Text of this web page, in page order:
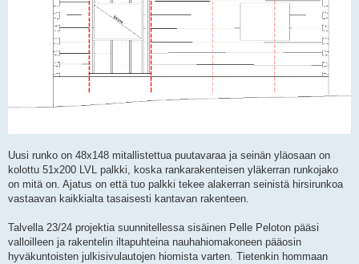
Uusi runko on 48x148 mitallistettua puutavaraa ja seinän yläosaan on
kolottu 51x200 LVL palkki, koska rankarakenteisen yläkerran runkojako
on mitä on. Ajatus on että tuo palkki tekee alakerran seinistä hirsirunkoa
vastaavan kaikkialta tasaisesti kantavan rakenteen.
Talvella 23/24 projektia suunnitellessa sisäinen Pelle Peloton pääsi
valloilleen ja rakentelin iltapuhteina nauhahiomakoneen pääosin
hyväkuntoisten julkisivulautojen hiomista varten. Tietenkin hommaan